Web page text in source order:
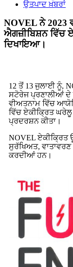
ਉਤਪਾਦ ਖ਼ਬਰਾਂ
NOVEL ਨੇ
ਐਗਜ਼ੀਬਿਸ਼ਨ ਵਿੱਚ
ਦਿਖਾਇਆ।
12 ਤੋਂ 13 ਜੁਲਾਈ ਨੂੰ,
ਸਟੋਰੇਜ ਪ੍ਰਣਾਲੀਆਂ ਦੇ
ਵੀਅਤਨਾਮ ਵਿੱਚ
ਵਿੱਚ ਏਕੀਕ੍ਰਿਤ ਘਰੇਲੂ
ਪ੍ਰਦਰਸ਼ਨ ਕੀਤਾ।
NOVEL
ਸੁਰੱਖਿਅਤ,
ਕਰਦੀਆਂ ਹਨ।